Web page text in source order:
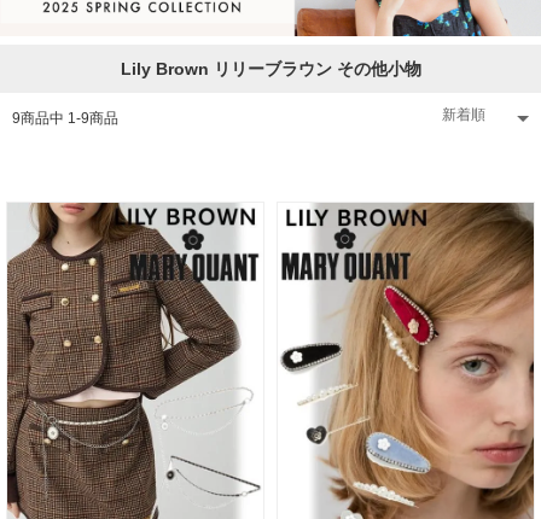
Lily Brown リリーブラウン その他小物
9商品中 1-9商品